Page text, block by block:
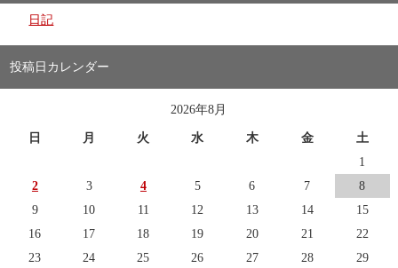
日記
投稿日カレンダー
2026年8月
日 月 火 水 木 金 土
1
2
3 4 5 6 7
8
9
10 11 12 13 14
15
16
17 18 19 20 21
22
23
24 25 26 27 28
29